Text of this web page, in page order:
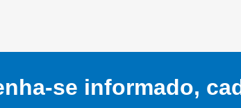
se informado,